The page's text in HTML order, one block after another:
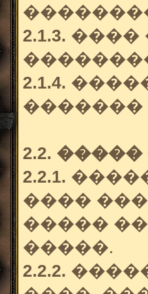
2.1.3. ����
2.1.4.
�������
2.2.
2.2.1.
����
�����
�����.
2.2.2.